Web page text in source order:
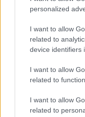
personalized
I want to allow
related to
device identifiers
I want to allow
related to
I want to allow
related to
SZÁGULDÁS,